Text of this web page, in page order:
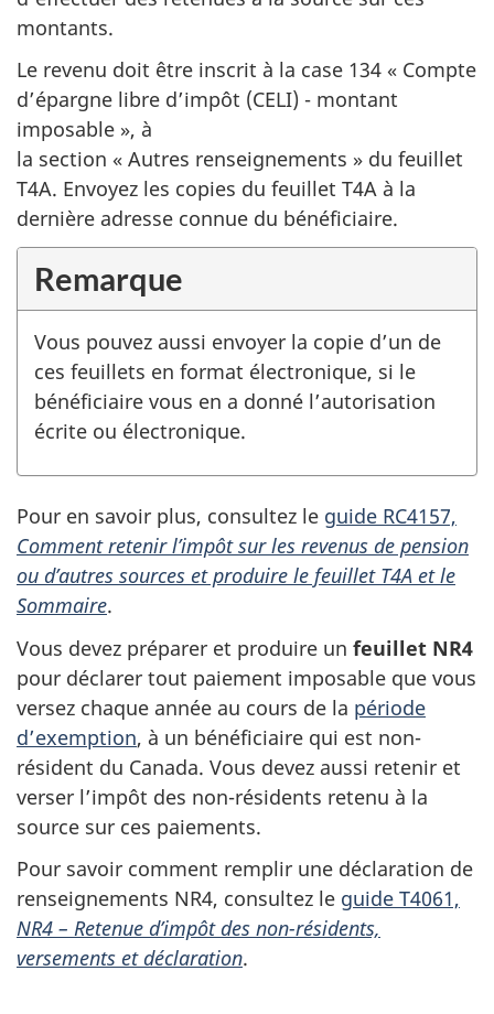
montants.
Le revenu doit être inscrit à la case 134 « Compte
d’épargne libre d’impôt (CELI) - montant
imposable », à
la section « Autres renseignements » du feuillet
T4A. Envoyez les copies du feuillet T4A à la
dernière adresse connue du bénéficiaire.
Remarque
Vous pouvez aussi envoyer la copie d’un de
ces feuillets en format électronique, si le
bénéficiaire vous en a donné l’autorisation
écrite ou électronique.
Pour en savoir plus, consultez le guide RC4157,
Comment retenir l’impôt sur les revenus de pension
ou d’autres sources et produire le feuillet T4A et le
Sommaire.
Vous devez préparer et produire un feuillet NR4
pour déclarer tout paiement imposable que vous
versez chaque année au cours de la période
d’exemption, à un bénéficiaire qui est non-
résident du Canada. Vous devez aussi retenir et
verser l’impôt des non-résidents retenu à la
source sur ces paiements.
Pour savoir comment remplir une déclaration de
renseignements NR4, consultez le guide T4061,
NR4 – Retenue d’impôt des non-résidents,
versements et déclaration.